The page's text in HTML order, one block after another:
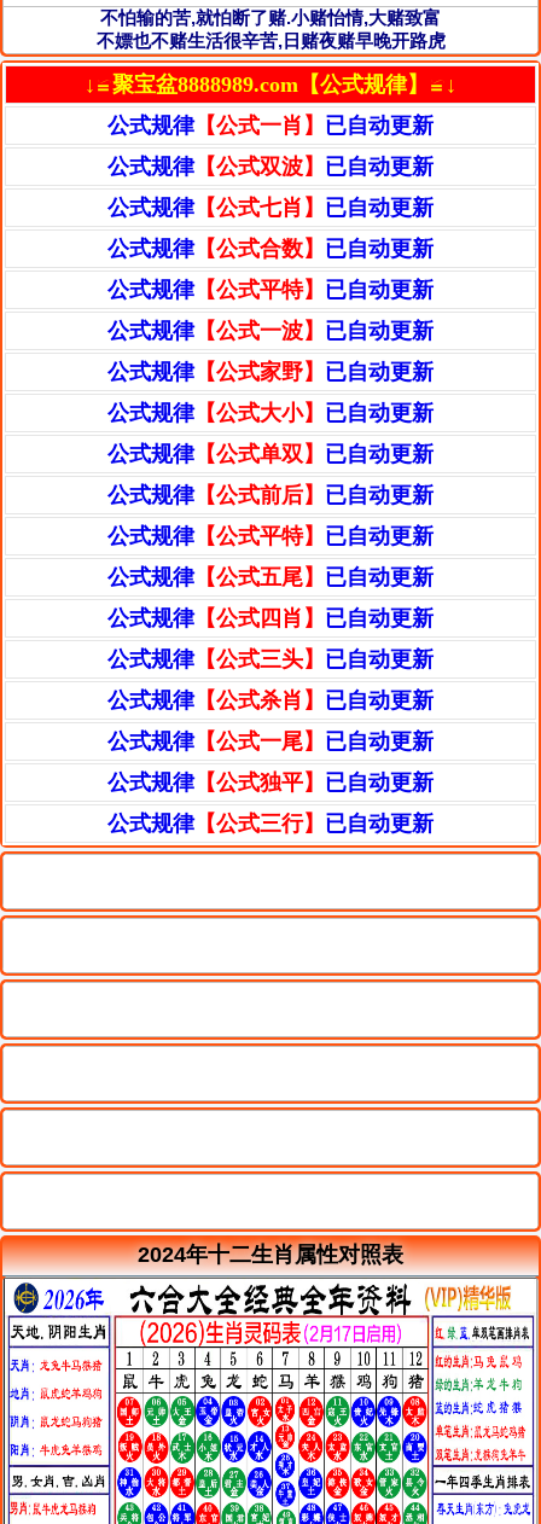
不怕输的苦,就怕断了赌.小赌怡情,大赌致富
不嫖也不赌生活很辛苦,日赌夜赌早晚开路虎
↓≌聚宝盆8888989.com【公式规律】≌↓
公式规律【公式一肖】 已自动更新
公式规律【公式双波】 已自动更新
公式规律【公式七肖】 已自动更新
公式规律【公式合数】 已自动更新
公式规律【公式平特】 已自动更新
公式规律【公式一波】 已自动更新
公式规律【公式家野】 已自动更新
公式规律【公式大小】 已自动更新
公式规律【公式单双】 已自动更新
公式规律【公式前后】 已自动更新
公式规律【公式平特】 已自动更新
公式规律【公式五尾】 已自动更新
公式规律【公式四肖】 已自动更新
公式规律【公式三头】 已自动更新
公式规律【公式杀肖】 已自动更新
公式规律【公式一尾】 已自动更新
公式规律【公式独平】 已自动更新
公式规律【公式三行】 已自动更新
2024年十二生肖属性对照表